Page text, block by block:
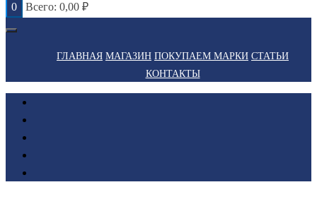
0
Всего: 0,00 ₽
ГЛАВНАЯ МАГАЗИН ПОКУПАЕМ МАРКИ СТАТЬИ
КОНТАКТЫ